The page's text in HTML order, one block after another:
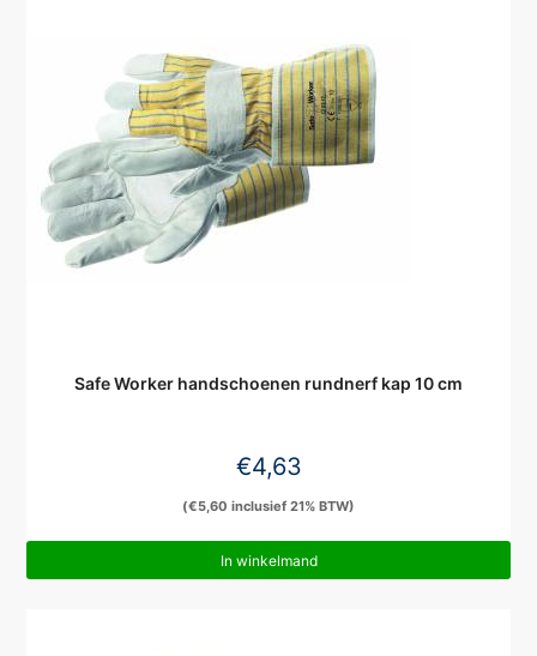
Safe Worker handschoenen rundnerf kap 10 cm
€4,63
(€5,60 inclusief 21% BTW)
In winkelmand